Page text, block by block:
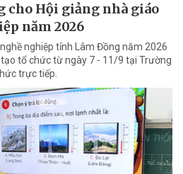
cho Hội giảng nhà giáo
năm 2026
nghiệp tỉnh Lâm Đồng năm 2026
tổ chức từ ngày 7 - 11/9 tại Trường
trực tiếp.